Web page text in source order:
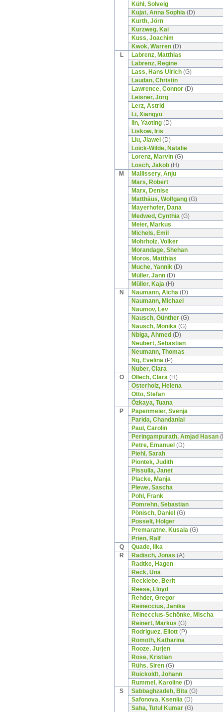
Kühl, Solveig
Kujat, Anna Sophia(D)
Kurth, Jörn
Kurzweg, Kai
Kuss, Joachim
Kwok, Warren(D)
L
Labrenz, Matthias
Labrenz, Regine
Lass, Hans Ulrich(G)
Laudan, Christin
Lawrence, Connor(D)
Leisner, Jörg
Lerz, Astrid
Li, Xiangyu
lin, Yaoting(D)
Liskow, Iris
Liu, Jiawei(D)
Loick-Wilde, Natalie
Lorenz, Marvin(G)
Losch, Jakob(H)
M
Mallissery, Anju
Mars, Robert
Marx, Denise
Matthäus, Wolfgang(G)
Mayerhofer, Dana
Medwed, Cynthia(G)
Meier, Markus
Michels, Emil
Mohrholz, Volker
Morandage, Shehan
Moros, Matthias
Muche, Yannik(D)
Müller, Jann(D)
Müller, Kaja(H)
N
Naumann, Aïcha(D)
Naumann, Michael
Naumov, Lev
Nausch, Günther(G)
Nausch, Monika(G)
Nbiga, Ahmed(D)
Neubert, Sebastian
Neumann, Thomas
Ng, Evelina(P)
Nuber, Clara
O
Ollech, Clara(H)
Osterholz, Helena
Otto, Stefan
Özkaya, Tuana
P
Papenmeier, Svenja
Parida, Chandanlal
Paul, Carolin
Peringampurath, Amjad Hasan
Petre, Emanuel(D)
Piehl, Sarah
Piontek, Judith
Pissulla, Janet
Placke, Manja
Plewe, Sascha
Pohl, Frank
Pomrehn, Sebastian
Pönisch, Daniel(G)
Posselt, Holger
Premaratne, Kusala(G)
Prien, Ralf
Q
Quade, Ilka
R
Radisch, Jonas (A)
Radtke, Hagen
Reck, Una
Recklebe, Berit
Reese, Lloyd
Rehder, Gregor
Reineccius, Janika
Reineccius-Schönke, Mischa
Reinert, Markus (G)
Rodriguez, Eliott(P)
Romoth, Katharina
Rooze, Jurjen
Rose, Kristian
Rühs, Siren(G)
Ruickoldt, Johann
Rummel, Karoline(D)
S
Sabbaghzadeh, Bita(G)
Safonova, Kseniia(D)
Saha, Tutul Kumar(G)